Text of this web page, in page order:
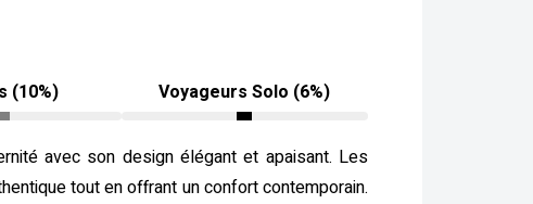
(10%) Voyageurs Solo (6%)
avec son design élégant et apaisant. Les
tout en offrant un confort contemporain.